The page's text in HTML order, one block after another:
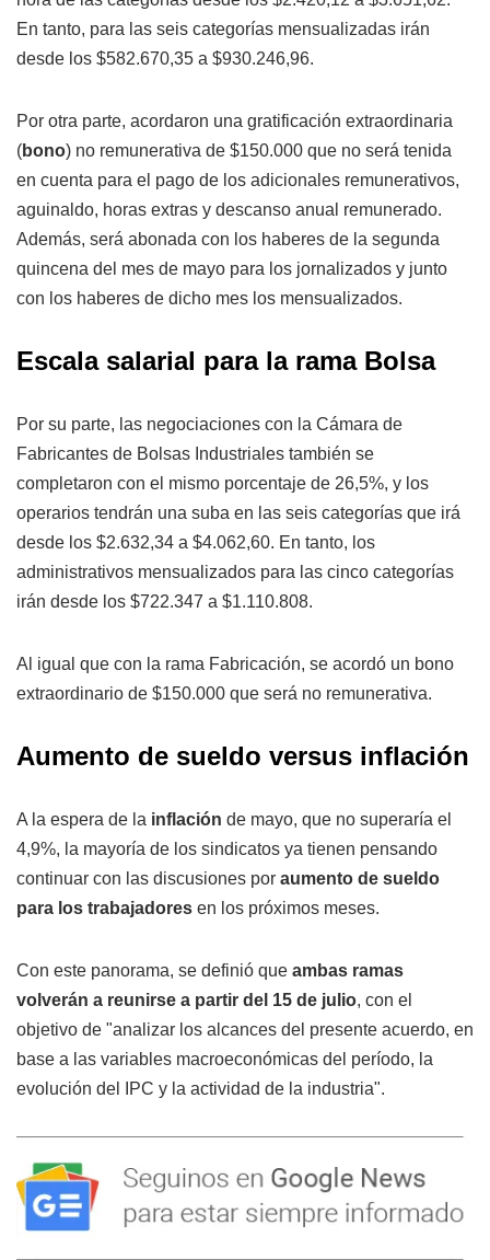
En tanto, para las seis categorías mensualizadas irán
desde los $582.670,35 a $930.246,96.
Por otra parte, acordaron una gratificación extraordinaria
(bono) no remunerativa de $150.000 que no será tenida
en cuenta para el pago de los adicionales remunerativos,
aguinaldo, horas extras y descanso anual remunerado.
Además, será abonada con los haberes de la segunda
quincena del mes de mayo para los jornalizados y junto
con los haberes de dicho mes los mensualizados.
Escala salarial para la rama Bolsa
Por su parte, las negociaciones con la Cámara de
Fabricantes de Bolsas Industriales también se
completaron con el mismo porcentaje de 26,5%, y los
operarios tendrán una suba en las seis categorías que irá
desde los $2.632,34 a $4.062,60. En tanto, los
administrativos mensualizados para las cinco categorías
irán desde los $722.347 a $1.110.808.
Al igual que con la rama Fabricación, se acordó un bono
extraordinario de $150.000 que será no remunerativa.
Aumento de sueldo versus inflación
A la espera de la inflación de mayo, que no superaría el
4,9%, la mayoría de los sindicatos ya tienen pensando
continuar con las discusiones por aumento de sueldo
para los trabajadores en los próximos meses.
Con este panorama, se definió que ambas ramas
volverán a reunirse a partir del 15 de julio, con el
objetivo de "analizar los alcances del presente acuerdo, en
base a las variables macroeconómicas del período, la
evolución del IPC y la actividad de la industria".